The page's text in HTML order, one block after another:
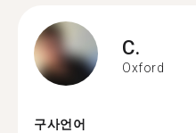
C.
Oxford
구사언어